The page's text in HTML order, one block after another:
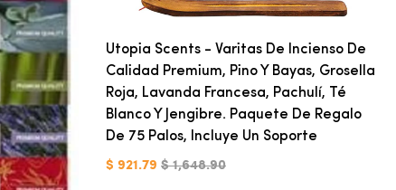
Utopia Scents - Varitas De Incienso De
Calidad Premium, Pino Y Bayas, Grosella
Roja, Lavanda Francesa, Pachulí, Té
Blanco Y Jengibre. Paquete De Regalo
De 75 Palos, Incluye Un Soporte
$ 921.79 $ 1,648.90